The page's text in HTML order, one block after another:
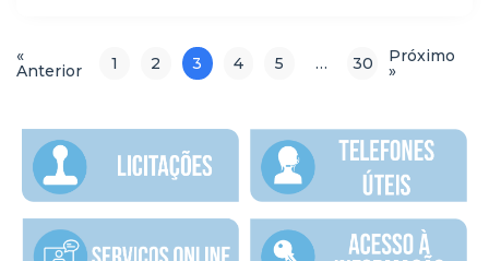
«
Anterior 1 2 3 4 5 … 30 Próximo
»